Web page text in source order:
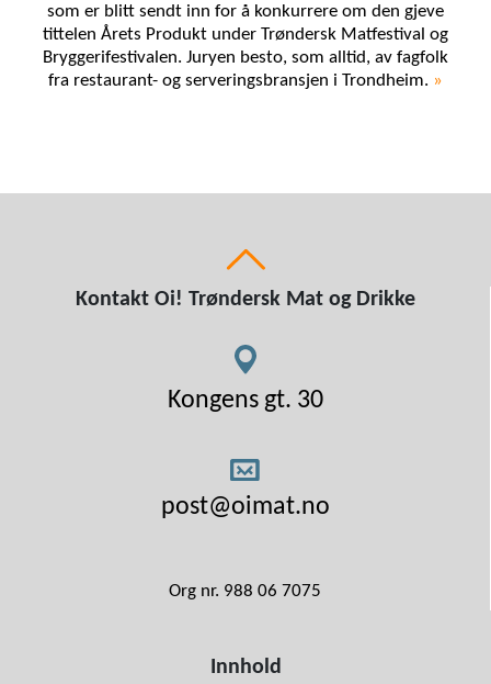
som er blitt sendt inn for å konkurrere om den gjeve
tittelen Årets Produkt under Trøndersk Matfestival og
Bryggerifestivalen. Juryen besto, som alltid, av fagfolk
fra restaurant- og serveringsbransjen i Trondheim. »
Kontakt Oi! Trøndersk Mat og Drikke
Kongens gt. 30
post@oimat.no
Org nr. 988 06 7075
Innhold